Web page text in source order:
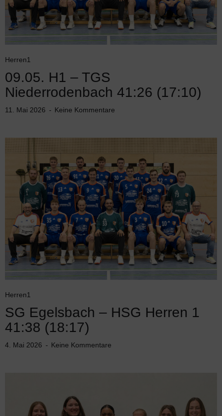
Herren1
09.05. H1 – TGS
Niederrodenbach 41:26 (17:10)
11. Mai 2026 Keine Kommentare
Herren1
SG Egelsbach – HSG Herren 1
41:38 (18:17)
4. Mai 2026 Keine Kommentare